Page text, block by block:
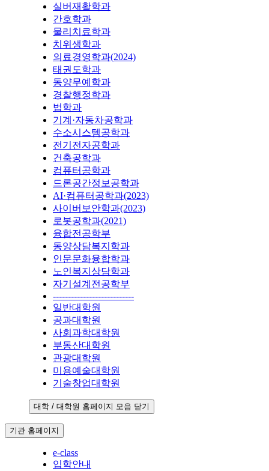
실버재활학과
간호학과
물리치료학과
치위생학과
의료경영학과(2024)
태권도학과
동양무예학과
경찰행정학과
법학과
기계·자동차공학과
수소시스템공학과
전기전자공학과
건축공학과
컴퓨터공학과
드론공간정보공학과
AI·컴퓨터공학과(2023)
사이버보안학과(2023)
로봇공학과(2021)
융합전공학부
동양상담복지학과
인문문화융합학과
노인복지상담학과
자기설계전공학부
---------------------------
일반대학원
공과대학원
사회과학대학원
부동산대학원
관광대학원
미용예술대학원
기술창업대학원
대학 / 대학원 홈페이지 모음 닫기
기관 홈페이지
e-class
입학안내